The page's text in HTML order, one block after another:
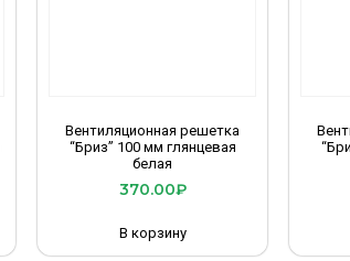
Вентиляционная решетка
“Бриз” 100 мм глянцевая
белая
370.00₽
В корзину